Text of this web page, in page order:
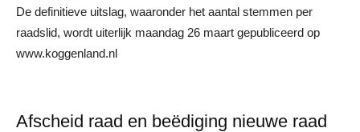
De definitieve uitslag, waaronder het aantal stemmen per
raadslid, wordt uiterlijk maandag 26 maart gepubliceerd op
www.koggenland.nl
Afscheid raad en beëdiging nieuwe raad